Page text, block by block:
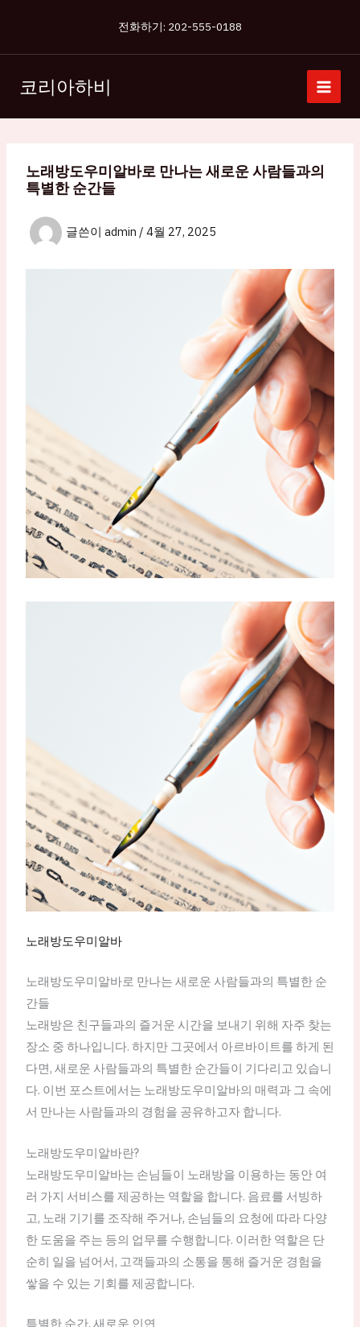
츠
너
전화하기: 202-555-0188
코리아하비
노래방도우미알바로 만나는 새로운 사람들과의
특별한 순간들
글쓴이 admin / 4월 27, 2025
노래방도우미알바
노래방도우미알바로 만나는 새로운 사람들과의 특별한 순
간들
노래방은 친구들과의 즐거운 시간을 보내기 위해 자주 찾는
장소 중 하나입니다. 하지만 그곳에서 아르바이트를 하게 된
다면, 새로운 사람들과의 특별한 순간들이 기다리고 있습니
다. 이번 포스트에서는 노래방도우미알바의 매력과 그 속에
서 만나는 사람들과의 경험을 공유하고자 합니다.
노래방도우미알바란?
노래방도우미알바는 손님들이 노래방을 이용하는 동안 여
러 가지 서비스를 제공하는 역할을 합니다. 음료를 서빙하
고, 노래 기기를 조작해 주거나, 손님들의 요청에 따라 다양
한 도움을 주는 등의 업무를 수행합니다. 이러한 역할은 단
순히 일을 넘어서, 고객들과의 소통을 통해 즐거운 경험을
쌓을 수 있는 기회를 제공합니다.
특별한 순간, 새로운 인연